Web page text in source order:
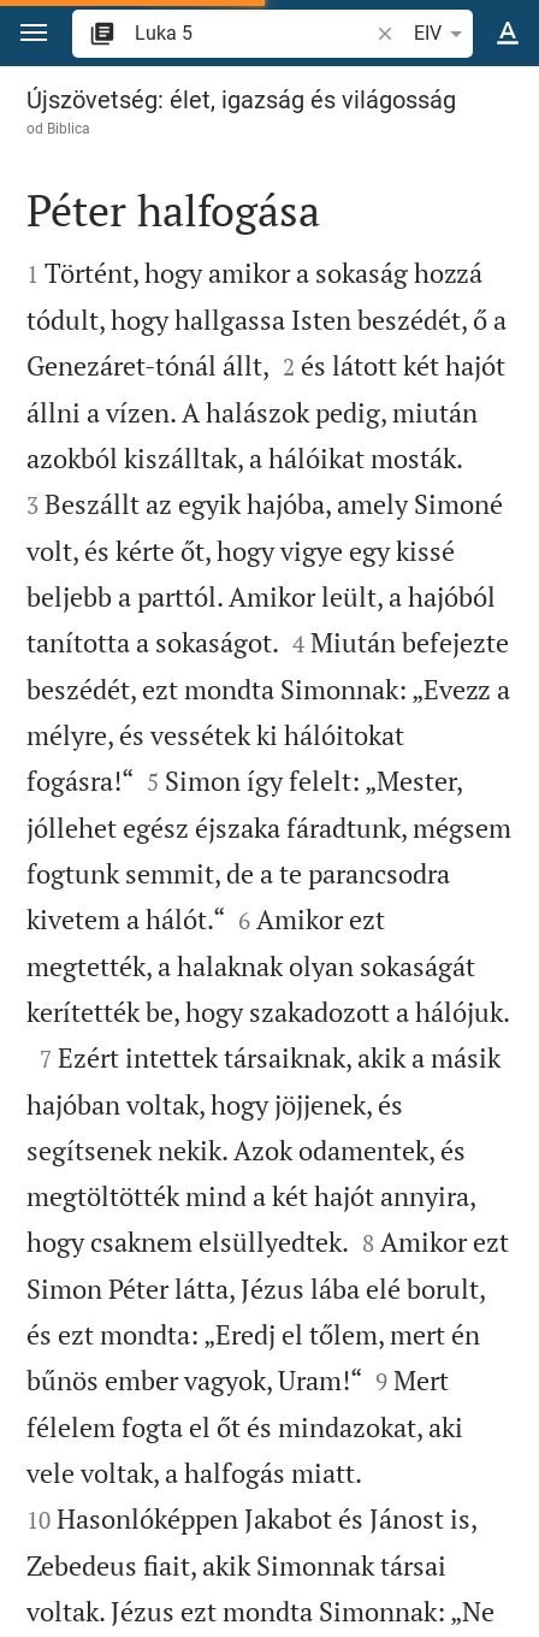
Skoči na sadržaj
Pretraži biblijski
EIV
Luka 5
Újszövetség: élet, igazság és világosság
od Biblica

Péter halfogása

1 Történt, hogy amikor a sokaság hozzá
tódult, hogy hallgassa Isten beszédét, ő a
Genezáret-tónál állt, 

2 és látott két hajót
állni a vízen. A halászok pedig, miután
azokból kiszálltak, a hálóikat mosták.
3 Beszállt az egyik hajóba, amely Simoné
volt, és kérte őt, hogy vigye egy kissé
beljebb a parttól. Amikor leült, a hajóból
tanította a sokaságot. 

4 Miután befejezte
beszédét, ezt mondta Simonnak: „Evezz a
mélyre, és vessétek ki hálóitokat
fogásra!“ 

5 Simon így felelt: „Mester,
jóllehet egész éjszaka fáradtunk, mégsem
fogtunk semmit, de a te parancsodra
kivetem a hálót.“ 

6 Amikor ezt
megtették, a halaknak olyan sokaságát
kerítették be, hogy szakadozott a hálójuk.

7 Ezért intettek társaiknak, akik a másik
hajóban voltak, hogy jöjjenek, és
segítsenek nekik. Azok odamentek, és
megtöltötték mind a két hajót annyira,
hogy csaknem elsüllyedtek. 

8 Amikor ezt
Simon Péter látta, Jézus lába elé borult,
és ezt mondta: „Eredj el tőlem, mert én
bűnös ember vagyok, Uram!“ 

9 Mert
félelem fogta el őt és mindazokat, aki
vele voltak, a halfogás miatt.
10 Hasonlóképpen Jakabot és Jánost is,
Zebedeus fiait, akik Simonnak társai
voltak. Jézus ezt mondta Simonnak: „Ne